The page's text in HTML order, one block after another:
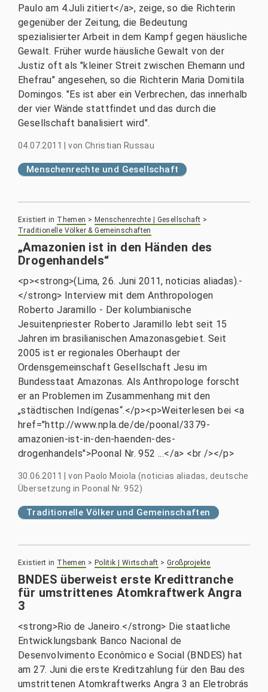
Paulo am 4.Juli zitiert</a>, zeige, so die Richterin
gegenüber der Zeitung, die Bedeutung
spezialisierter Arbeit in dem Kampf gegen häusliche
Gewalt. Früher wurde häusliche Gewalt von der
Justiz oft als "kleiner Streit zwischen Ehemann und
Ehefrau" angesehen, so die Richterin Maria Domitila
Domingos. "Es ist aber ein Verbrechen, das innerhalb
der vier Wände stattfindet und das durch die
Gesellschaft banalisiert wird".
04.07.2011 |von Christian Russau
Menschenrechte und Gesellschaft
Existiert in Themen > Menschenrechte | Gesellschaft >
Traditionelle Völker & Gemeinschaften
„Amazonien ist in den Händen des
Drogenhandels“
<p><strong>(Lima, 26. Juni 2011, noticias aliadas).-
</strong> Interview mit dem Anthropologen
Roberto Jaramillo - Der kolumbianische
Jesuitenpriester Roberto Jaramillo lebt seit 15
Jahren im brasilianischen Amazonasgebiet. Seit
2005 ist er regionales Oberhaupt der
Ordensgemeinschaft Gesellschaft Jesu im
Bundesstaat Amazonas. Als Anthropologe forscht
er an Problemen im Zusammenhang mit den
„städtischen Indígenas“.</p><p>Weiterlesen bei <a
href="http://www.npla.de/de/poonal/3379-
amazonien-ist-in-den-haenden-des-
drogenhandels">Poonal Nr. 952 ...</a> <br /></p>
30.06.2011 |von Paolo Moiola (noticias aliadas, deutsche
Übersetzung in Poonal Nr. 952)
Traditionelle Völker und Gemeinschaften
Existiert in Themen > Politik | Wirtschaft >Großprojekte
BNDES überweist erste Kredittranche
für umstrittenes Atomkraftwerk Angra
3
<strong>Rio de Janeiro.</strong> Die staatliche
Entwicklungsbank Banco Nacional de
Desenvolvimento Econômico e Social (BNDES) hat
am 27. Juni die erste Kreditzahlung für den Bau des
umstrittenen Atomkraftwerks Angra 3 an Eletrobrás